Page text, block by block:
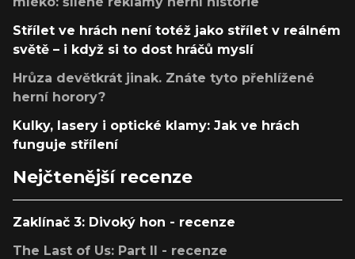
Střílet ve hrách není totéž jako střílet v reálném
světě – i když si to dost hráčů myslí
Hrůza devětkrát jinak. Znáte tyto přehlížené
herní horory?
Kulky, lasery i optické klamy: Jak ve hrách
funguje střílení
Nejčtenější recenze
Zaklínač 3: Divoký hon - recenze
The Last of Us: Part II - recenze